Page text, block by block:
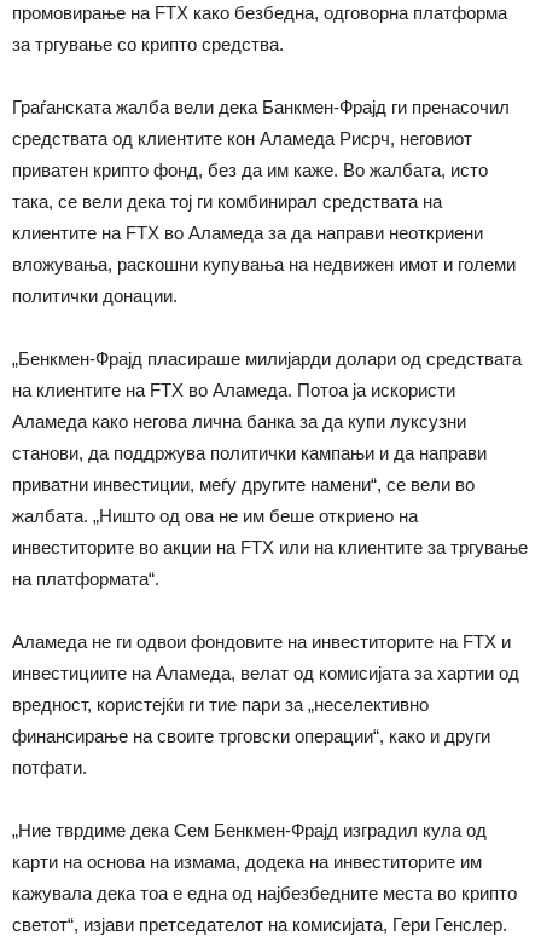
промовирање на FTX како безбедна, одговорна платформа
за тргување со крипто средства.
Граѓанската жалба вели дека Банкмен-Фрајд ги пренасочил
средствата од клиентите кон Аламеда Рисрч, неговиот
приватен крипто фонд, без да им каже. Во жалбата, исто
така, се вели дека тој ги комбинирал средствата на
клиентите на FTX во Аламеда за да направи неоткриени
вложувања, раскошни купувања на недвижен имот и големи
политички донации.
„Бенкмен-Фрајд пласираше милијарди долари од средствата
на клиентите на FTX во Аламеда. Потоа ја искористи
Аламеда како негова лична банка за да купи луксузни
станови, да поддржува политички кампањи и да направи
приватни инвестиции, меѓу другите намени“, се вели во
жалбата. „Ништо од ова не им беше откриено на
инвеститорите во акции на FTX или на клиентите за тргување
на платформата“.
Аламеда не ги одвои фондовите на инвеститорите на FTX и
инвестициите на Аламеда, велат од комисијата за хартии од
вредност, користејќи ги тие пари за „неселективно
финансирање на своите трговски операции“, како и други
потфати.
„Ние тврдиме дека Сем Бенкмен-Фрајд изградил кула од
карти на основа на измама, додека на инвеститорите им
кажувала дека тоа е една од најбезбедните места во крипто
светот“, изјави претседателот на комисијата, Гери Генслер.